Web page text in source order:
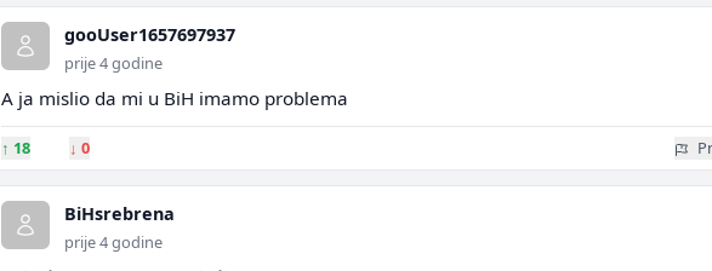
gooUser1657697937
prije 4 godine
A ja mislio da mi u BiH imamo problema
↑ 18 ↓ 0
BiHsrebrena
prije 4 godine